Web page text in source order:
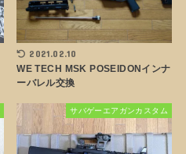
2021.02.10
WE TECH MSK POSEIDONインナ
ーバレル交換
サバゲーエアガンカスタム